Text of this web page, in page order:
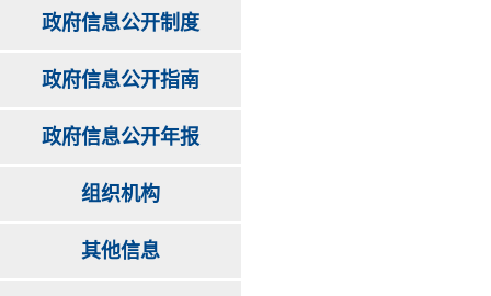
政府信息公开制度
政府信息公开指南
政府信息公开年报
组织机构
其他信息